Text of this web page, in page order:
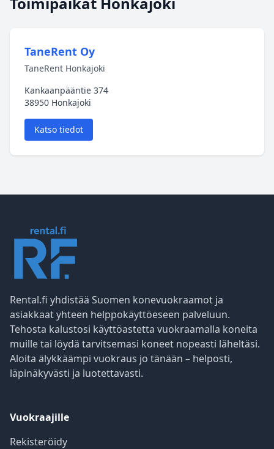
TaneRent Oy
TaneRent Honkajoki
Kankaanpääntie 374
38950 Honkajoki
Katso tiedot
Rental.fi yhdistää Suomen konevuokraamot ja
asiakkaat yhteen helppokäyttöeseen palveluun.
Tehosta kalustosi käyttöastetta vuokraamalla koneita
muille tai löydä tarvitsemasi koneet nopeasti läheltäsi.
Aloita älykkäämpi vuokraus jo tänään – helposti,
läpinäkyvästi ja luotettavasti.
Vuokraajille
Rekisteröidy